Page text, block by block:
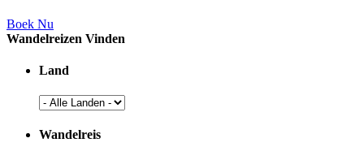
Boek Nu
Wandelreizen Vinden
Land
Wandelreis